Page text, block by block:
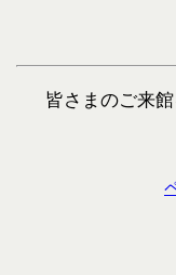
皆さまのご来